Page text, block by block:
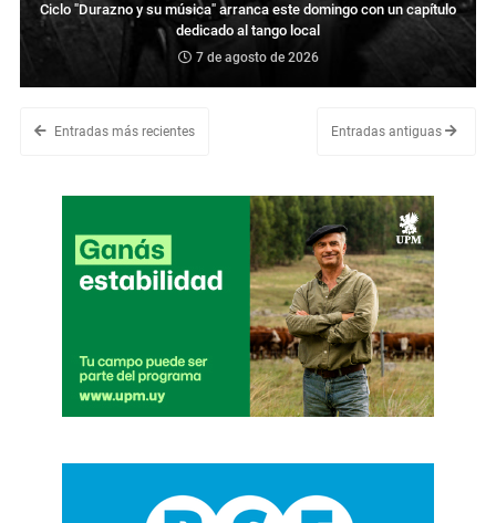
Ciclo "Durazno y su música" arranca este domingo con un capítulo
dedicado al tango local
7 de agosto de 2026
Entradas más recientes Entradas antiguas